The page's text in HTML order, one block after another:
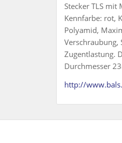
Stecker TLS mit
Kennfarbe: rot,
Polyamid,
Verschraubung,
Zugentlastung.
Durchmesser
http://